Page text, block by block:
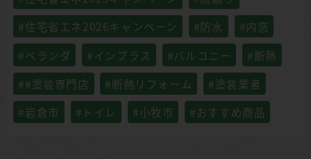
#住宅省エネ2026キャンペーン
#防水
#内窓
#ベランダ
#インプラス #バルコニー
#断熱
##塗装専門店
#断熱リフォーム
#塗装業者
#岩倉市
#トイレ #小牧市 #おすすめ商品